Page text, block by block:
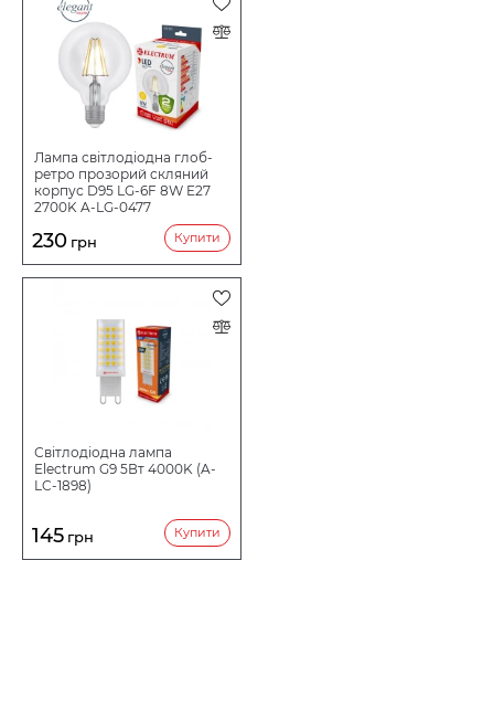
Лампа світлодіодна глоб-
ретро прозорий скляний
корпус D95 LG-6F 8W E27
2700K A-LG-0477
230 грн Купити
Світлодіодна лампа
Electrum G9 5Вт 4000K (A-
LC-1898)
145 грн Купити